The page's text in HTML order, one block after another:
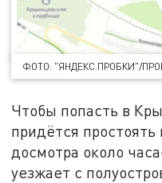
ФОТО: "ЯНДЕКС.ПРОБКИ"/
Чтобы попасть в
придётся
досмотра около
уезжает с